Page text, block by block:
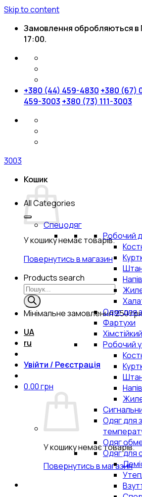
Skip to content
Замовлення обробляються
17:00.
+380 (44) 459-4830 +380 (67)
459-3003 +380 (73) 111-3003
3003
Кошик
У кошику немає товарів.
Повернутись в магазин
Products search
Мінімальне замовлення250
UA
ru
Увійти / Реєстрація
0.00грн
У кошику немає товарів.
Повернутись в магазин
All Categories
Спецодяг
Робочий
Одяг для
Фартухи
Робочий
Одяг для
Одяг
Одяг для